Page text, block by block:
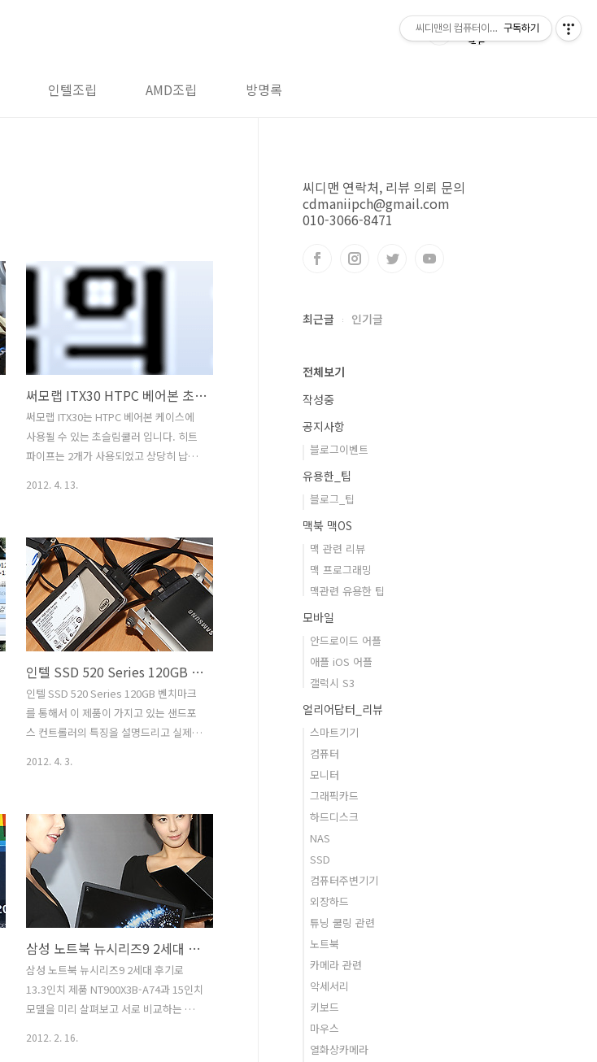
인텔조립 AMD조립 방명록
써모랩 ITX30 HTPC 베어본 초슬림쿨러 구리 쿨러
써모랩 ITX30는 HTPC 베어본 케이스에
사용될 수 있는 초슬림쿨러 입니다. 히트
파이프는 2개가 사용되었고 상당히 납작
다. 알루미늄보다 구리가 열전달에 더 도
움이 되기 때문에 재질적인 부분은 상당
히 잘 선택된것같네요. 쿨러소음도 상당
히 조용했습니다. 팬은 80mm 슬림팬이
사용되었고 4핀의 PWM 팬 입니다. 메인
보드에서 사일런트 모드 (Silent Mode)
를 켜두면 극저소음을 구현할 수 있더군
요. 그 상태에서도 풍량이 어느정도 확보
되고 ITX30의 구리히트싱크와 합쳐져 괜
찮은 쿨링성능도 보여줍니다. 슬림팬은
클립으로 결합되어 있어서 슬림팬이라면
2012. 4. 13.
인텔 SSD 520 Series 120GB 벤치마크 고찰
인텔 SSD 520 Series 120GB 벤치마크
를 통해서 이 제품이 가지고 있는 샌드포
스 컨트롤러의 특징을 설명드리고 실제
도 있습니다. 비슷한 예로 오버클러킹을
들 수 있는데 오버클러킹도 기존 클럭에
1.5배 차이가 나지 않으면 사실 체감으로
빠르다는 느낌을 받기 힘듭니다. 이렇게
먼저 이야기를 하고 시작하는 이유라면
인텔 SSD 520 Series 경우 샌드포스 칩
셋을 사용하였기에 0 fill 또는 1 Fill 에서
테스트하지 않으면 박스에 표기된 그 스
펙의 전송속도가 안나오기 때문입니다.
벤치마크를 통한 성능차이를 설명드리고
실제 사용시에는 이것보다 더 중요한것이
2012. 4. 3.
삼성 노트북 뉴시리즈9 2세대 후기 13.3인치 15인치 NT900X3B-A74 비교 리뷰
삼성 노트북 뉴시리즈9 2세대 후기로
13.3인치 제품 NT900X3B-A74과 15인치
모델을 미리 살펴보고 서로 비교하는 벤
2012. 2. 16.
씨디맨 연락처, 리뷰 의뢰 문의
cdmaniipch@gmail.com
010-3066-8471
최근글 인기글
전체보기
작성중
공지사항
블로그이벤트
유용한_팁
블로그_팁
맥북 맥OS
맥 관련 리뷰
맥 프로그래밍
맥관련 유용한 팁
모바일
안드로이드 어플
애플 iOS 어플
갤럭시 S3
얼리어답터_리뷰
스마트기기
컴퓨터
모니터
그래픽카드
하드디스크
NAS
SSD
컴퓨터주변기기
외장하드
튜닝 쿨링 관련
노트북
카메라 관련
악세서리
키보드
마우스
열화상카메라
씨디맨의 컴퓨터이야기구독하기